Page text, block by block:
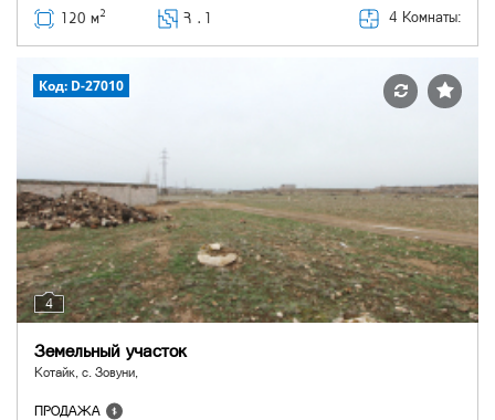
120 м2 Հ ․ 1 4 Комнаты:
4
Код: D-27010
Земельный участок
Котайк, с. Зовуни,
ПРОДАЖА